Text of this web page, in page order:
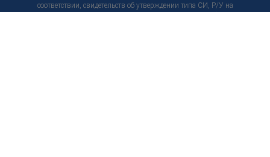
соответствии, свидетельств об утверждении типа СИ, Р/У на